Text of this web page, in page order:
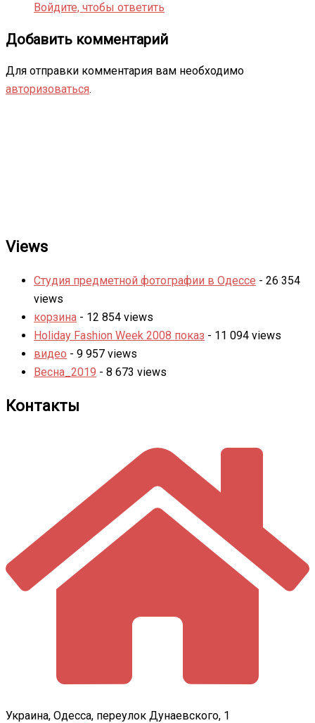
Войдите, чтобы ответить
Добавить комментарий
Для отправки комментария вам необходимо
авторизоваться.
Views
Студия предметной фотографии в Одессе - 26 354
views
корзина - 12 854 views
Holiday Fashion Week 2008 показ - 11 094 views
видео - 9 957 views
Весна_2019 - 8 673 views
Контакты
Украина, Одесса, переулок Дунаевского, 1